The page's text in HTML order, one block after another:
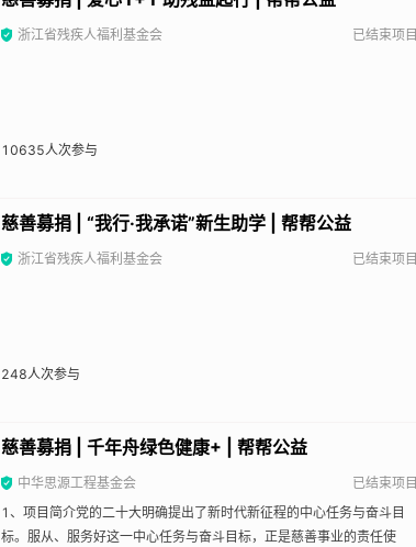
浙江省残疾人福利基金会 已结束项目
10635人次参与
慈善募捐 | “我行·我承诺”新生助学 | 帮帮公益
浙江省残疾人福利基金会 已结束项目
248人次参与
慈善募捐 | 千年舟绿色健康+ | 帮帮公益
中华思源工程基金会
已结束项目
1、项目简介党的二十大明确提出了新时代新征程的中心任务与奋斗目
标。服从、服务好这一中心任务与奋斗目标，正是慈善事业的责任使